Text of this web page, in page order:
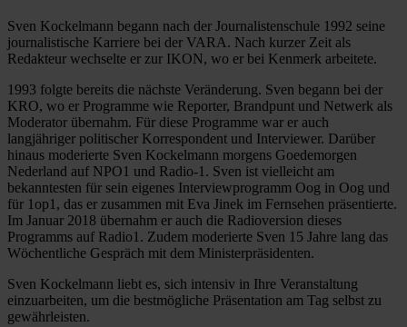
Sven Kockelmann begann nach der Journalistenschule 1992 seine
journalistische Karriere bei der VARA. Nach kurzer Zeit als
Redakteur wechselte er zur IKON, wo er bei Kenmerk arbeitete.
1993 folgte bereits die nächste Veränderung. Sven begann bei der
KRO, wo er Programme wie Reporter, Brandpunt und Netwerk als
Moderator übernahm. Für diese Programme war er auch
langjähriger politischer Korrespondent und Interviewer. Darüber
hinaus moderierte Sven Kockelmann morgens Goedemorgen
Nederland auf NPO1 und Radio-1. Sven ist vielleicht am
bekanntesten für sein eigenes Interviewprogramm Oog in Oog und
für 1op1, das er zusammen mit Eva Jinek im Fernsehen präsentierte.
Im Januar 2018 übernahm er auch die Radioversion dieses
Programms auf Radio1. Zudem moderierte Sven 15 Jahre lang das
Wöchentliche Gespräch mit dem Ministerpräsidenten.
Sven Kockelmann liebt es, sich intensiv in Ihre Veranstaltung
einzuarbeiten, um die bestmögliche Präsentation am Tag selbst zu
gewährleisten.